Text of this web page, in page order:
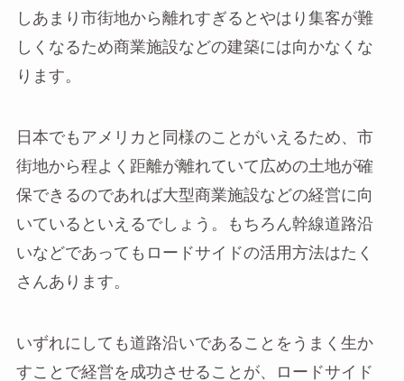
しあまり市街地から離れすぎるとやはり集客が難
しくなるため商業施設などの建築には向かなくな
ります。
日本でもアメリカと同様のことがいえるため、市
街地から程よく距離が離れていて広めの土地が確
保できるのであれば大型商業施設などの経営に向
いているといえるでしょう。もちろん幹線道路沿
いなどであってもロードサイドの活用方法はたく
さんあります。
いずれにしても道路沿いであることをうまく生か
すことで経営を成功させることが、ロードサイド